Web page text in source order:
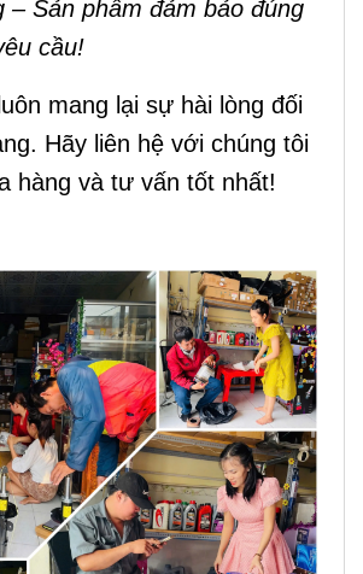
– Sản phẩm đảm bảo đúng
cầu!
mang lại sự hài lòng đối
Hãy liên hệ với chúng tôi
hàng và tư vấn tốt nhất!